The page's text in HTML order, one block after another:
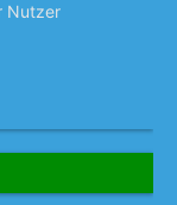
Nutzer